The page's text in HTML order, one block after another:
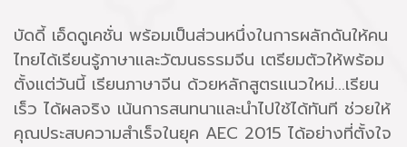
บัดดี้ เอ็ดดูเคชั่น พร้อมเป็นส่วนหนึ่งในการผลักดันให้คน
ไทยได้เรียนรู้ภาษาและวัฒนธรรมจีน เตรียมตัวให้พร้อม
ตั้งแต่วันนี้ เรียนภาษาจีน ด้วยหลักสูตรแนวใหม่...เรียน
เร็ว ได้ผลจริง เน้นการสนทนาและนำไปใช้ได้ทันที ช่วยให้
คุณประสบความสำเร็จในยุค AEC 2015 ได้อย่างที่ตั้งใจ